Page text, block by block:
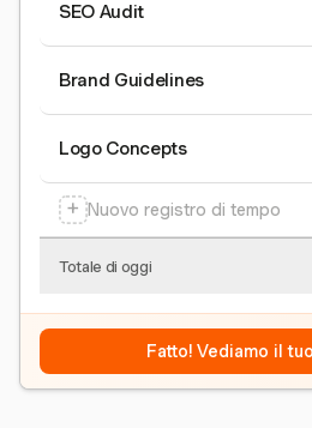
SEO Audit
Brand Guidelines
Logo Concepts
+ Nuovo registro di tempo
Totale di oggi
Fatto! Vediamo il